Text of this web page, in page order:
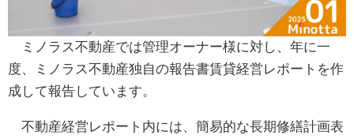
ミノラス不動産では管理オーナー様に対し、年に一
度、ミノラス不動産独自の報告書賃貸経営レポートを作
成して報告しています。
不動産経営レポート内には、簡易的な長期修繕計画表